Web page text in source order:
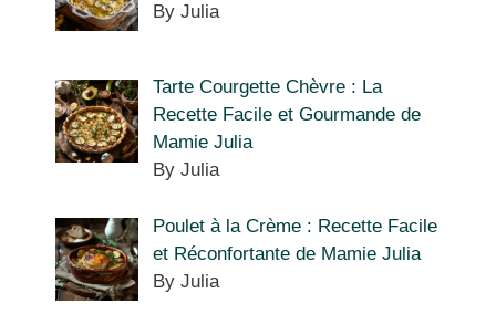
By Julia
Tarte Courgette Chèvre : La
Recette Facile et Gourmande de
Mamie Julia
By Julia
Poulet à la Crème : Recette Facile
et Réconfortante de Mamie Julia
By Julia